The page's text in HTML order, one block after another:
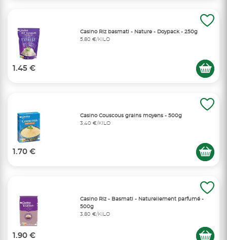
Casino Riz basmati - Nature - Doypack - 250g
5,80 €/KILO
1.45 €
Casino Couscous grains moyens - 500g
3,40 €/KILO
1.70 €
Casino Riz - Basmati - Naturellement parfumé -
500g
3,80 €/KILO
1.90 €